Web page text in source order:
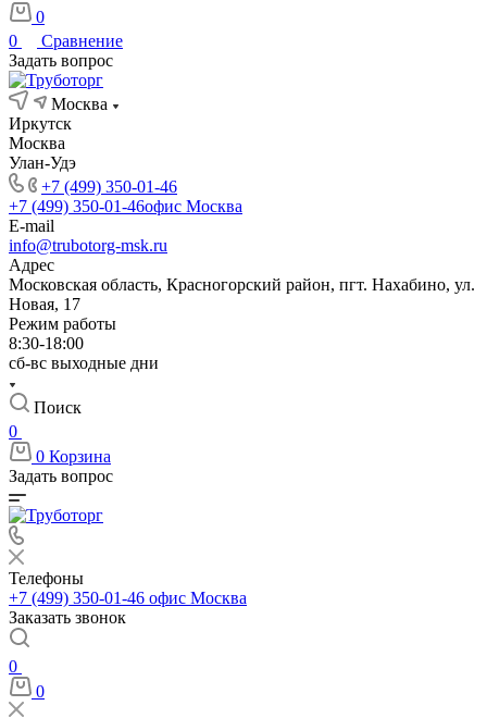
0
0
Сравнение
Задать вопрос
Москва
Иркутск
Москва
Улан-Удэ
+7 (499) 350-01-46
+7 (499) 350-01-46офис Москва
E-mail
info@trubotorg-msk.ru
Адрес
Московская область, Красногорский район, пгт. Нахабино, ул.
Новая, 17
Режим работы
8:30-18:00
сб-вс выходные дни
Поиск
0
0 Корзина
Задать вопрос
Телефоны
+7 (499) 350-01-46 офис Москва
Заказать звонок
0
0